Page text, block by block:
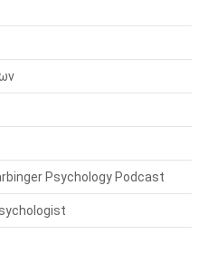
Psychology Podcast